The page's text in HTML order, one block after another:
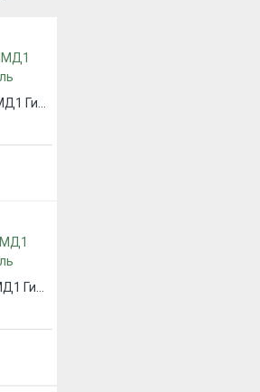
1РЕ10.64.В110 УНМД1 Гидрораспределитель